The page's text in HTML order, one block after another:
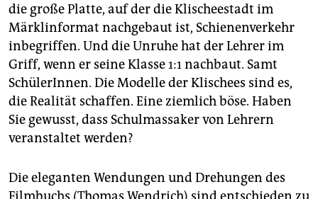
die große Platte, auf der die Klischeestadt im
Märklinformat nachgebaut ist, Schienenverkehr
inbegriffen. Und die Unruhe hat der Lehrer im
Griff, wenn er seine Klasse 1:1 nachbaut. Samt
SchülerInnen. Die Modelle der Klischees sind es,
die Realität schaffen. Eine ziemlich böse. Haben
Sie gewusst, dass Schulmassaker von Lehrern
veranstaltet werden?
Die eleganten Wendungen und Drehungen des